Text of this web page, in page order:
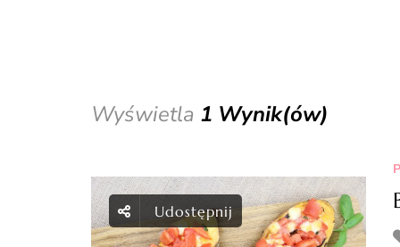
Wyświetla 1 Wynik(ów)
Udostępnij